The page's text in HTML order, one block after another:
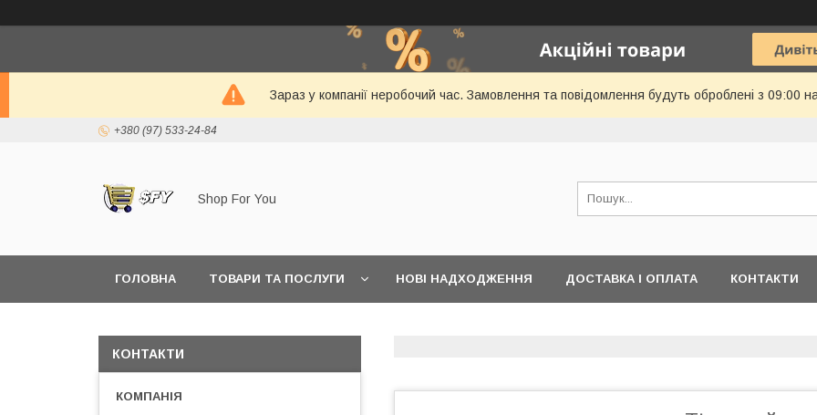
Зараз у компанії неробочий час. Замовлення та повідомлення будуть оброблені з 09:00
+380 (97) 533-24-84
Shop For You
ГОЛОВНА ТОВАРИ ТА ПОСЛУГИ НОВІ НАДХОДЖЕННЯ ДОСТАВКА І ОПЛАТА КОНТАКТИ
КОНТАКТИ